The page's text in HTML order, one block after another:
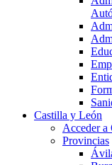
Castilla y León
Acceder a
Provincias